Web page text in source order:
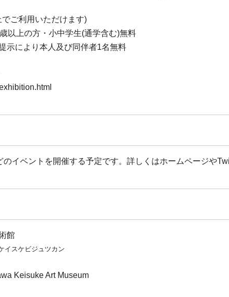
ご利用いただけます)
以上の方・小中学生(通学含む)無料
示により本人及び同伴者1名無料
イベントを開催する予定です。詳しくはホームページや
館
イスケビジュツカン
Keisuke Art Museum